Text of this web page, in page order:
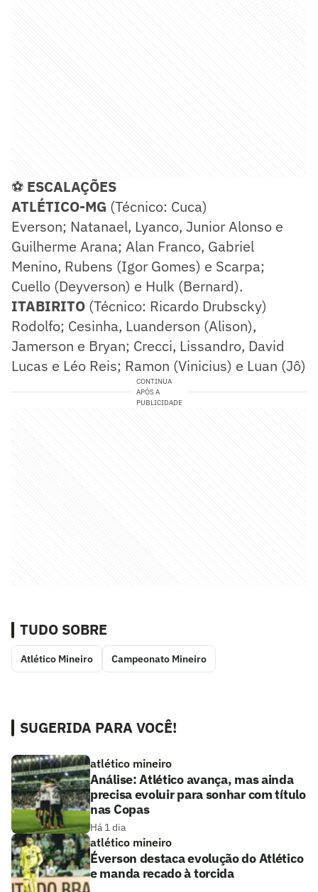
⚽ ESCALAÇÕES
ATLÉTICO-MG (Técnico: Cuca)
Everson; Natanael, Lyanco, Junior Alonso e
Guilherme Arana; Alan Franco, Gabriel
Menino, Rubens (Igor Gomes) e Scarpa;
Cuello (Deyverson) e Hulk (Bernard).
ITABIRITO (Técnico: Ricardo Drubscky)
Rodolfo; Cesinha, Luanderson (Alison),
Jamerson e Bryan; Crecci, Lissandro, David
Lucas e Léo Reis; Ramon (Vinicius) e Luan (Jô)
CONTINUA
APÓS A
PUBLICIDADE
TUDO SOBRE
Atlético Mineiro Campeonato Mineiro
SUGERIDA PARA VOCÊ!
atlético mineiro
Análise: Atlético avança, mas ainda
precisa evoluir para sonhar com título
nas Copas
Há 1 dia
atlético mineiro
Éverson destaca evolução do Atlético
e manda recado à torcida